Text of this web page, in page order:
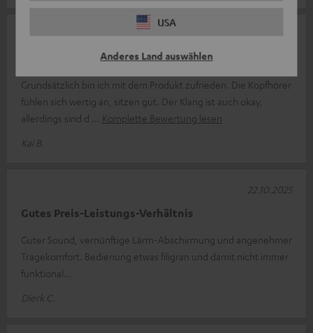
USA
Anderes Land auswählen
Grundsätzlich zufrieden
Grundsätzlich bin ich mit dem Produkt zufrieden. Die Kopfhörer
fühlen sich wertig an, sitzen gut. Der Klang ist auch okay,
allerdings sind d
Komplette Bewertung lesen
Kai B.
Gutes Preis-Leistungs-Verhältnis
Guter Sound, vernünftige Lärm-Abschirmung und angenehmer
Tragekomfort. Bedienung etwas filigran und damit nicht immer
funktional…
Dierk C.
22.10.2025